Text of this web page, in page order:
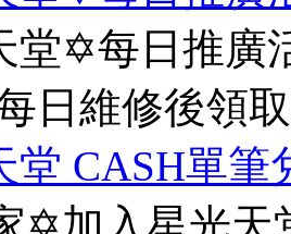
堂✡每日推廣
日維修後領
堂 CASH單筆